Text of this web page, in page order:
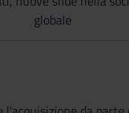
globale